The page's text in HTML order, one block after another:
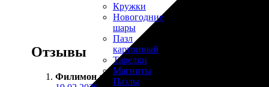
Кружки
Новогодние
шары
Пазл
картонный
Тарелки
Магниты
Пазлы
Отзывы
Филимон :